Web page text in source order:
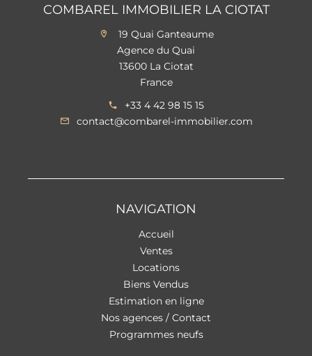
COMBAREL IMMOBILIER LA CIOTAT
19 Quai Ganteaume
Agence du Quai
13600 La Ciotat
France
+33 4 42 98 15 15
contact@combarel-immobilier.com
NAVIGATION
Accueil
Ventes
Locations
Biens Vendus
Estimation en ligne
Nos agences / Contact
Programmes neufs